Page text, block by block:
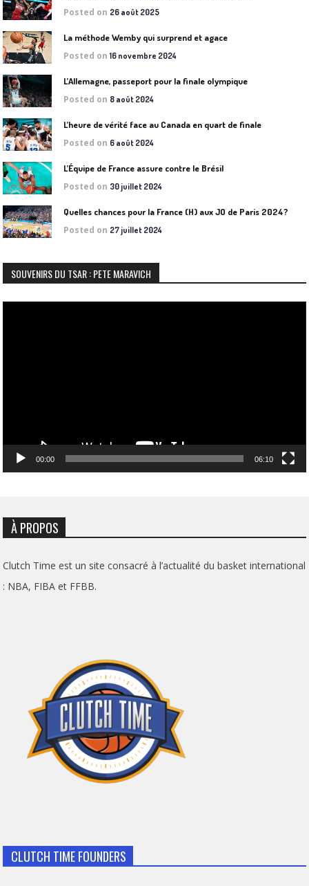
Posted on 26 août 2025
La méthode Wemby qui surprend et agace
Posted on16 novembre 2024
L’Allemagne, passeport pour la finale olympique
Posted on 8 août 2024
L’heure de vérité face au Canada en quart de finale
Posted on 6 août 2024
L’Équipe de France assure contre le Brésil
Posted on 30 juillet 2024
Quelles chances pour la France (H) aux JO de Paris 2024?
Posted on 27 juillet 2024
SOUVENIRS DU TSAR : PETE MARAVICH
00:00 06:10
À PROPOS
Clutch Time est un site consacré à l’actualité du basket international
: NBA, FIBA et FFBB.
CLUTCH TIME FOUNDERS